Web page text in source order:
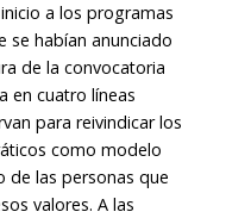
a los programas
se habían anunciado
de la convocatoria
en cuatro líneas
para reivindicar los
como modelo
de las personas que
valores. A las